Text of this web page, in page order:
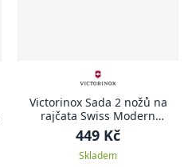
Victorinox Sada 2 nožů na
rajčata Swiss Modern
šalvějově zelená
449 Kč
Skladem